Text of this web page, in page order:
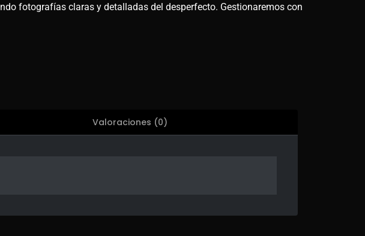
fotografías claras y detalladas del desperfecto. Gestionaremos con
Valoraciones (0)